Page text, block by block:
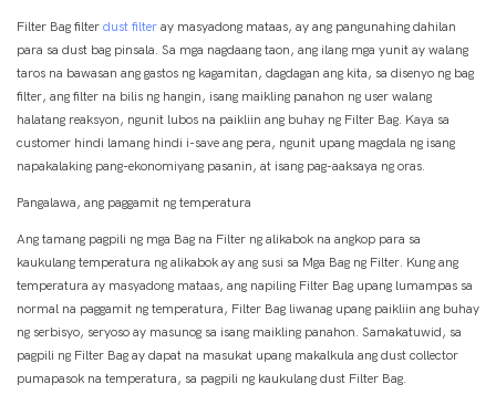
Filter Bag filter dust filter ay masyadong mataas, ay ang pangunahing dahilan
para sa dust bag pinsala. Sa mga nagdaang taon, ang ilang mga yunit ay walang
taros na bawasan ang gastos ng kagamitan, dagdagan ang kita, sa disenyo ng bag
filter, ang filter na bilis ng hangin, isang maikling panahon ng user walang
halatang reaksyon, ngunit lubos na paikliin ang buhay ng Filter Bag. Kaya sa
customer hindi lamang hindi i-save ang pera, ngunit upang magdala ng isang
napakalaking pang-ekonomiyang pasanin, at isang pag-aaksaya ng oras.
Pangalawa, ang paggamit ng temperatura
Ang tamang pagpili ng mga Bag na Filter ng alikabok na angkop para sa
kaukulang temperatura ng alikabok ay ang susi sa Mga Bag ng Filter. Kung ang
temperatura ay masyadong mataas, ang napiling Filter Bag upang lumampas sa
normal na paggamit ng temperatura, Filter Bag liwanag upang paikliin ang buhay
ng serbisyo, seryoso ay masunog sa isang maikling panahon. Samakatuwid, sa
pagpili ng Filter Bag ay dapat na masukat upang makalkula ang dust collector
pumapasok na temperatura, sa pagpili ng kaukulang dust Filter Bag.